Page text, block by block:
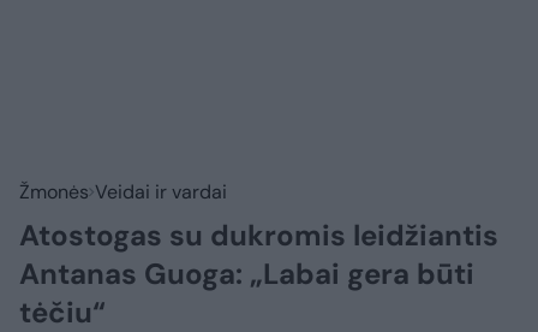
Žmonės Veidai ir vardai
Atostogas su dukromis leidžiantis
Antanas Guoga: „Labai gera būti
tėčiu“